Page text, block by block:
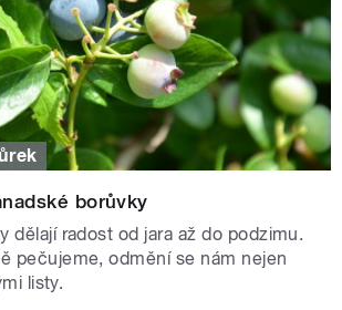
borůvky
dělají radost od jara až do podzimu.
pečujeme, odmění se nám nejen
listy.